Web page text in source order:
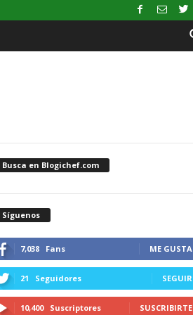
Busca en Blogichef.com
Síguenos
7,038 Fans ME GUSTA
21 Seguidores SEGUIR
10,400 Suscriptores SUSCRIBIRTE